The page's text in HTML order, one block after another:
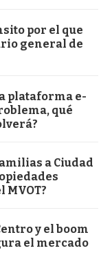
por el que
general de
plataforma e-
qué
a Ciudad
MVOT?
y el boom
el mercado